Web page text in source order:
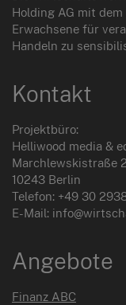
Holding AG mit
Erwachsene für
Handeln zu
Kontakt
Projektbüro:
Helliwood media &
Marchlewskistraße
10243 Berlin
Telefon: +49 30
E-Mail:
Angebote
Finanz ABC